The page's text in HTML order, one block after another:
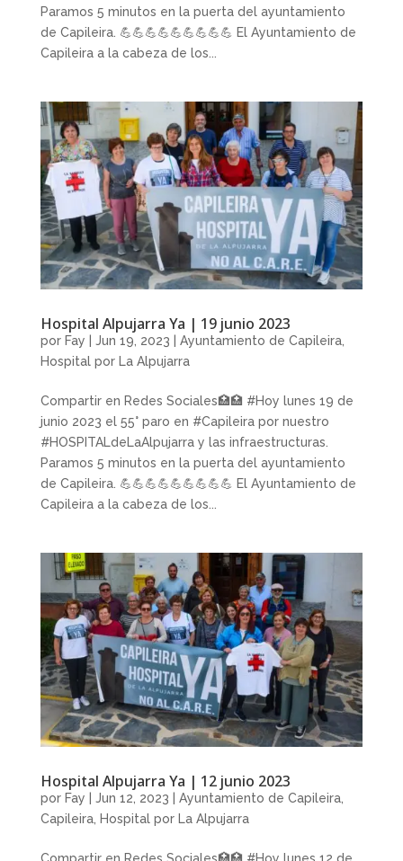
Paramos 5 minutos en la puerta del ayuntamiento
de Capileira. 💪💪💪💪💪💪💪💪💪 El Ayuntamiento de
Capileira a la cabeza de los...
Hospital Alpujarra Ya | 19 junio 2023
por Fay Jun 19, 2023 Ayuntamiento de Capileira,
Hospital por La Alpujarra
Compartir en Redes Sociales🏥🏥 #Hoy lunes 19 de
junio 2023 el 55° paro en #Capileira por nuestro
#HOSPITALdeLaAlpujarra y las infraestructuras.
Paramos 5 minutos en la puerta del ayuntamiento
de Capileira. 💪💪💪💪💪💪💪💪💪 El Ayuntamiento de
Capileira a la cabeza de los...
Hospital Alpujarra Ya | 12 junio 2023
por Fay Jun 12, 2023 Ayuntamiento de Capileira,
Capileira, Hospital por La Alpujarra